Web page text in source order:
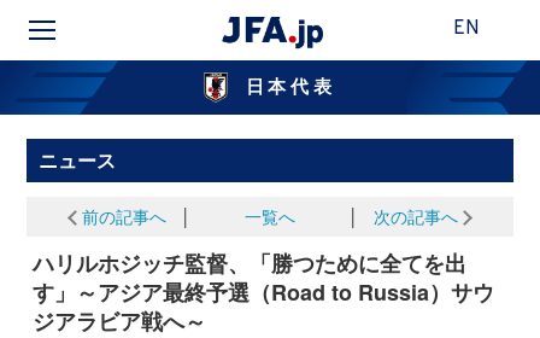
EN
日本代表
ニュース
前の記事へ 一覧へ 次の記事へ
ハリルホジッチ監督、「勝つために全てを出
す」～アジア最終予選（Road to Russia）サウ
ジアラビア戦へ～